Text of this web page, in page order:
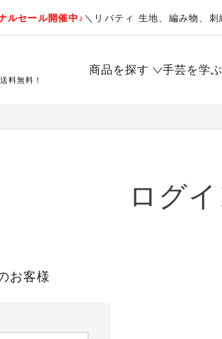
ルセール開催中♪ ＼リバティ 生地、編み物、刺
料無料！
商品を探す 手芸を学ぶ
ログ
お客様